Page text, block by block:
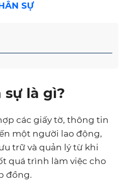
SỰ
sự là gì?
các giấy tờ, thông tin
một người lao động,
trữ và quản lý từ khi
quá trình làm việc cho
đồng.